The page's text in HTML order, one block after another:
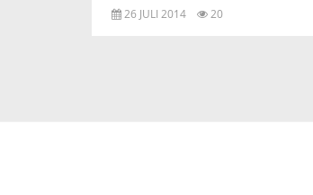
26 JULI 2014 20